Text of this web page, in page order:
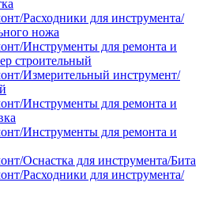
Расходники для инструмента/
ножа
Инструменты для ремонта и
строительный
Измерительный инструмент/
Инструменты для ремонта и
Инструменты для ремонта и
Оснастка для инструмента/Бита
Расходники для инструмента/